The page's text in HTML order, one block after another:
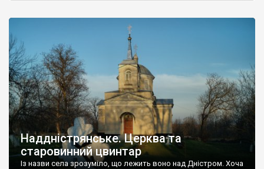
старовинний цвинтар із кам’яними хрестами. Всі епітафії, які
збереглися, написані кирилицею, церковнослов’янською
мовою. За всіма традиційними ознаками – цвинтар
український. Хрести датуються 19 століттям. У 1924-1940
роках Болган […]
Наддністрянське. Церква та
старовинний цвинтар
Із назви села зрозуміло, що лежить воно над Дністром. Хоча